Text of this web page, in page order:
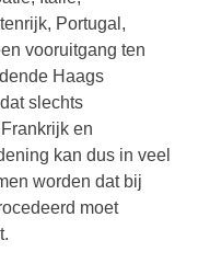
Portugal,
vooruitgang ten
Haags
slechts
en
kan dus in veel
worden dat bij
moet